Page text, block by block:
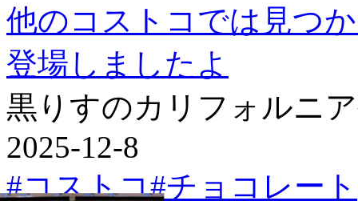
他のコストコでは見つ
登場しましたよ
黒りすのカリフォルニ
2025-12-8
#コストコ#チョコレート